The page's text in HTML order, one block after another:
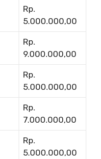
Rp.
5.000.000,00
Rp.
9.000.000,00
Rp.
5.000.000,00
Rp.
7.000.000,00
Rp.
5.000.000,00